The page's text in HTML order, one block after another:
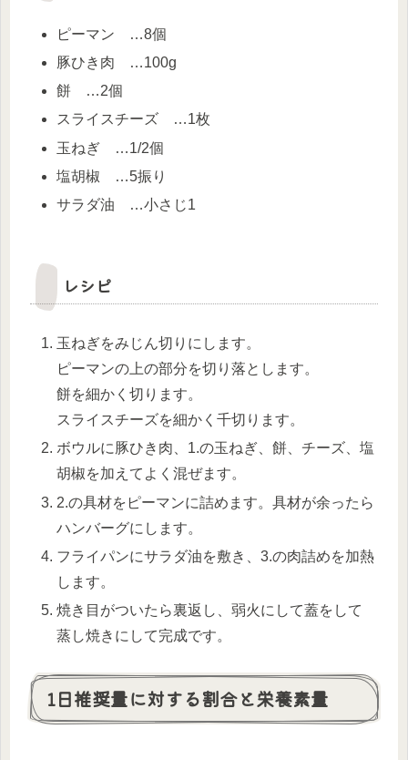
ピーマン …8個
豚ひき肉 …100g
餅 …2個
スライスチーズ …1枚
玉ねぎ …1/2個
塩胡椒 …5振り
サラダ油 …小さじ1
レシピ
玉ねぎをみじん切りにします。
ピーマンの上の部分を切り落とします。
餅を細かく切ります。
スライスチーズを細かく千切ります。
ボウルに豚ひき肉、1.の玉ねぎ、餅、チーズ、塩
胡椒を加えてよく混ぜます。
2.の具材をピーマンに詰めます。具材が余ったら
ハンバーグにします。
フライパンにサラダ油を敷き、3.の肉詰めを加熱
します。
焼き目がついたら裏返し、弱火にして蓋をして
蒸し焼きにして完成です。
1日推奨量に対する割合と栄養素量